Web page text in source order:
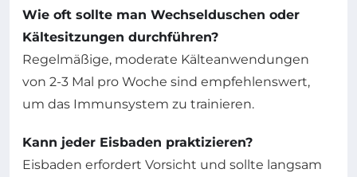
Wie oft sollte man Wechselduschen oder
Kältesitzungen durchführen?
Regelmäßige, moderate Kälteanwendungen
von 2-3 Mal pro Woche sind empfehlenswert,
um das Immunsystem zu trainieren.
Kann jeder Eisbaden praktizieren?
Eisbaden erfordert Vorsicht und sollte langsam